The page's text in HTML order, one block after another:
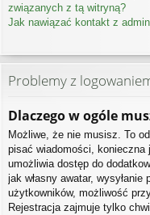
związanych z tą witryną?
Jak nawiązać kontakt z
Problemy z
Dlaczego w ogóle
Możliwe, że nie musisz. To
pisać wiadomości, konieczna
umożliwia dostęp do
jak własny awatar,
użytkowników, możliwość
Rejestracja zajmuje tylko